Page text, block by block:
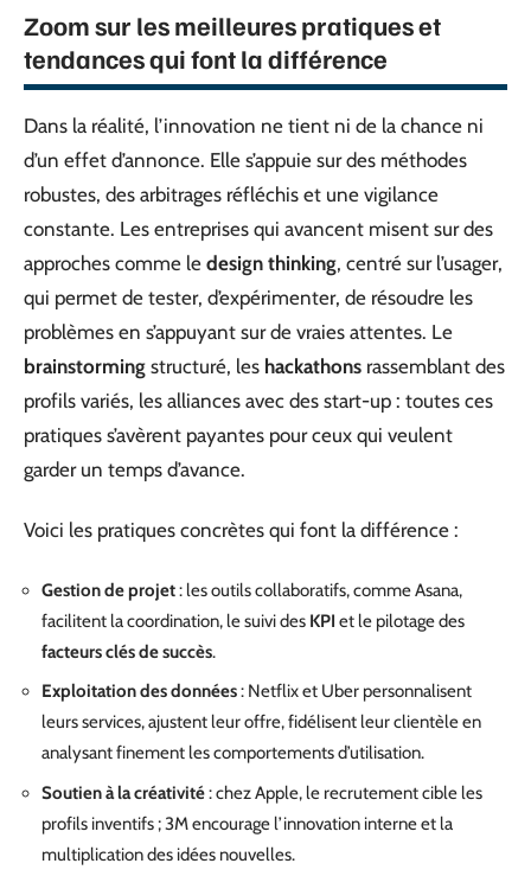
Zoom sur les meilleures pratiques et
tendances qui font la différence
Dans la réalité, l’innovation ne tient ni de la chance ni
d’un effet d’annonce. Elle s’appuie sur des méthodes
robustes, des arbitrages réfléchis et une vigilance
constante. Les entreprises qui avancent misent sur des
approches comme le design thinking, centré sur l’usager,
qui permet de tester, d’expérimenter, de résoudre les
problèmes en s’appuyant sur de vraies attentes. Le
brainstorming structuré, les hackathons rassemblant des
profils variés, les alliances avec des start-up : toutes ces
pratiques s’avèrent payantes pour ceux qui veulent
garder un temps d’avance.
Voici les pratiques concrètes qui font la différence :
Gestion de projet: les outils collaboratifs, comme Asana,
facilitent la coordination, le suivi des KPI et le pilotage des
facteurs clés de succès.
Exploitation des données: Netflix et Uber personnalisent
leurs services, ajustent leur offre, fidélisent leur clientèle en
analysant finement les comportements d’utilisation.
Soutien à la créativité: chez Apple, le recrutement cible les
profils inventifs ; 3M encourage l’innovation interne et la
multiplication des idées nouvelles.